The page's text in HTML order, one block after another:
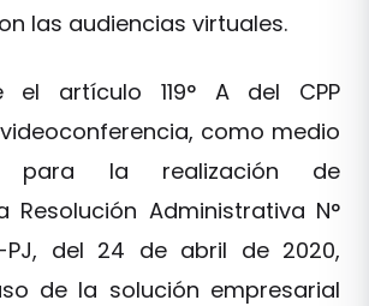
las audiencias virtuales.
el artículo 119° A del CPP
como medio
para la realización de
Resolución Administrativa N°
PJ, del 24 de abril de 2020,
de la solución empresarial